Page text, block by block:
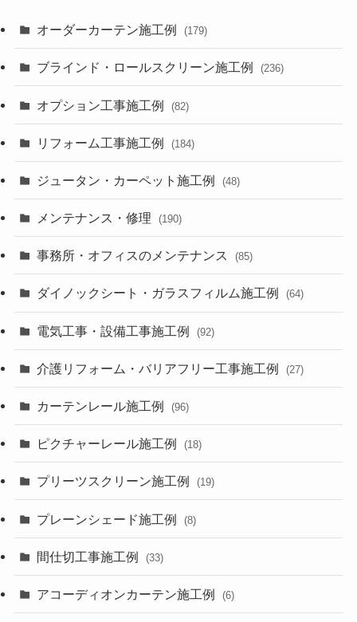
オーダーカーテン施工例 (179)
ブラインド・ロールスクリーン施工例 (236)
オプション工事施工例 (82)
リフォーム工事施工例 (184)
ジュータン・カーペット施工例 (48)
メンテナンス・修理 (190)
事務所・オフィスのメンテナンス (85)
ダイノックシート・ガラスフィルム施工例 (64)
電気工事・設備工事施工例 (92)
介護リフォーム・バリアフリー工事施工例 (27)
カーテンレール施工例 (96)
ピクチャーレール施工例 (18)
プリーツスクリーン施工例 (19)
プレーンシェード施工例 (8)
間仕切工事施工例 (33)
アコーディオンカーテン施工例 (6)